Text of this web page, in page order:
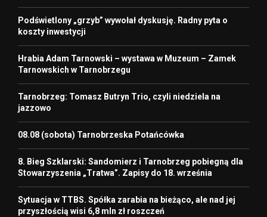
Podświetlony „grzyb” wywołał dyskusję. Radny pyta o
koszty inwestycji
Hrabia Adam Tarnowski – wystawa w Muzeum – Zamek
Tarnowskich w Tarnobrzegu
Tarnobrzeg: Tomasz Butryn Trio, czyli niedziela na
jazzowo
08.08 (sobota) Tarnobrzeska Potańcówka
8. Bieg Szklarski: Sandomierz i Tarnobrzeg pobiegną dla
Stowarzyszenia „Tratwa”. Zapisy do 18. września
Sytuacja w TTBS. Spółka zarabia na bieżąco, ale nad jej
przyszłością wisi 6,8 mln zł roszczeń